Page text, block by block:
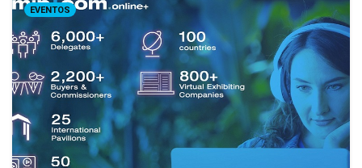
EVENTOS